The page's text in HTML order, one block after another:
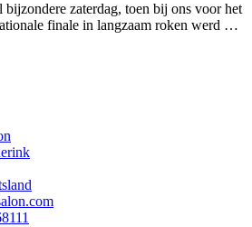
bijzondere zaterdag, toen bij ons voor het
finale in langzaam roken werd …